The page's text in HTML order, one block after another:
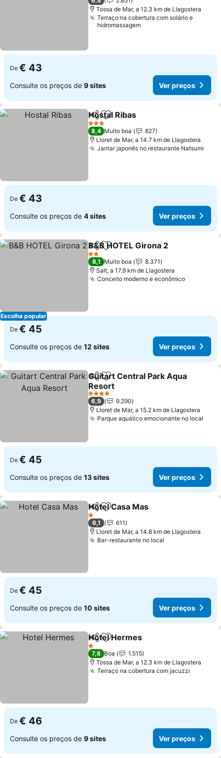
Tossa de Mar, a 12.3 km de Llagostera
Terraço na cobertura com solário e
hidromassagem
De € 43
Consulte os preços de 9 sites Ver preços
PartilharAdicionar aos favoritos
Hostal Ribas
3 Estrelas
8,4 Muito boa
827
Lloret de Mar, a 14.7 km de Llagostera
Jantar japonês no restaurante Natsumi
De € 43
Consulte os preços de 4 sites Ver preços
Escolha popular
PartilharAdicionar aos favoritos
B&B HOTEL Girona 2
2 Estrelas
8,1 Muito boa
8.371
Salt, a 17.9 km de Llagostera
Conceito moderno e econômicoVer
De € 45
Consulte os preços de 12 sites Ver preços
PartilharAdicionar aos favoritos
Guitart Central Park Aqua
Resort
Ver preços
4 Estrelas
6,9
9.290
Lloret de Mar, a 15.2 km de Llagostera
Parque aquático emocionante no local
De € 45
Consulte os preços de 13 sites Ver preços
PartilharAdicionar aos favoritos
Hotel Casa Mas
1 Estrelas
6,1
611
Lloret de Mar, a 14.8 km de Llagostera
Bar-restaurante no local
De € 45
Consulte os preços de 10 sites Ver preços
PartilharAdicionar aos favoritos
Hotel Hermes
1 Estrelas
7,8 Boa
1.515
Tossa de Mar, a 12.3 km de Llagostera
Terraço na cobertura com jacuzzi
De € 46
Consulte os preços de 9 sites Ver preços